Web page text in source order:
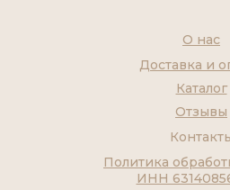
Каталог
О нас
Доставка и
Отзывы
Политика
ИНН